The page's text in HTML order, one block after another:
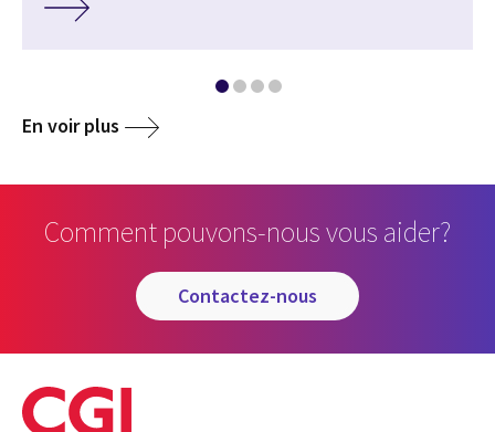
En voir plus
Comment pouvons-nous vous aider?
contactez-nous